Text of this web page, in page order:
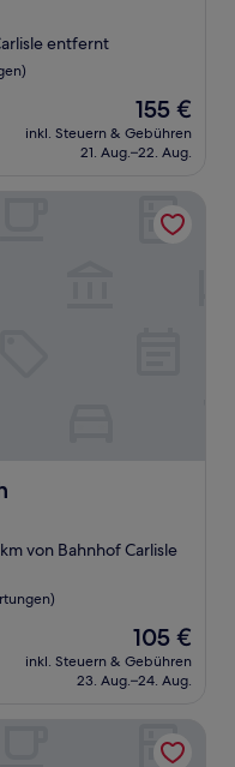
entfernt
Der
Preis
beträgt
155 €
inkl. Steuern & Gebühren
21. Aug.–22. Aug.
von Bahnhof Carlisle
Der
Preis
beträgt
105 €
inkl. Steuern & Gebühren
23. Aug.–24. Aug.